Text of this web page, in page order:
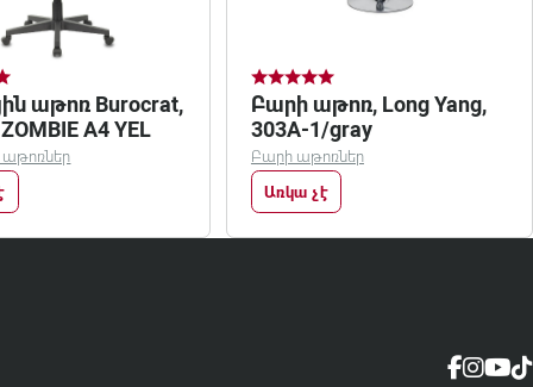
աթոռ Burocrat,
A4 YEL
Բարի աթոռ, Long Yang,
303A-1/gray
Բարի աթոռներ
Առկա չէ